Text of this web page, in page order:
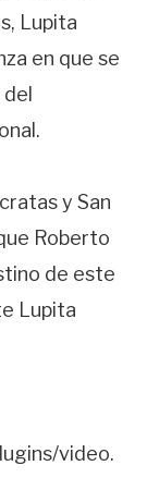
Lupita
en que se
y San
Roberto
de este
Lupita
video.